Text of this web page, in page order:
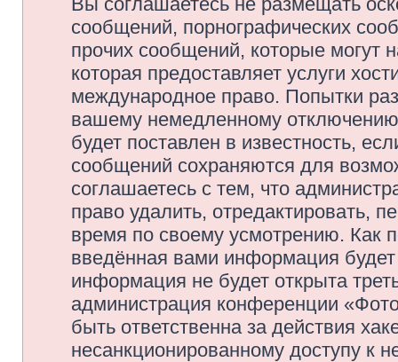
сообщений, порнографических
прочих сообщений, которые могут
которая предоставляет услуги
международное право. Попытки
вашему немедленному
будет поставлен в известность,
сообщений сохраняются для
соглашаетесь с тем, что
право удалить, отредактировать,
время по своему усмотрению. Как
введённая вами информация
информация не будет открыта
администрация конференции
быть ответственна за действия
несанкционированному доступу к